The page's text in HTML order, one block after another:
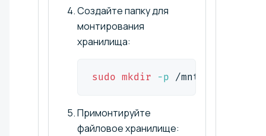
Создайте папку для
монтирования
хранилища:
sudo mkdir -p /mnt/nfs
Примонтируйте
файловое хранилище: